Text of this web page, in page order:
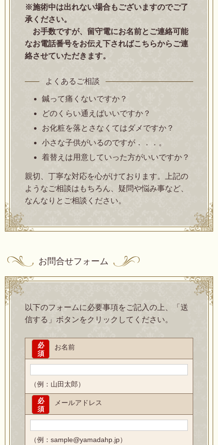
※施術中は出れない場合もございますのでご了
承ください。
お手数ですが、留守電にお名前とご連絡可能
なお電話番号をお伝え下さればこちらからご連
絡させていただきます。
よくあるご相談
鍼って痛くないですか？
どのくらい通えばいいですか？
お化粧を落とさなくてはダメですか？
小さな子供がいるのですが．．．。
着替えは用意していった方がいいですか？
親切、丁寧な対応を心がけております。上記の
ようなご相談はもちろん、疑問や悩み事など、
なんなりとご相談ください。
お問合せフォーム
以下のフォームに必要事項をご記入の上、「送
信する」ボタンをクリックしてください。
お名前
必
須
（例：山田太郎）
メールアドレス
必
須
（例：sample@yamadahp.jp）